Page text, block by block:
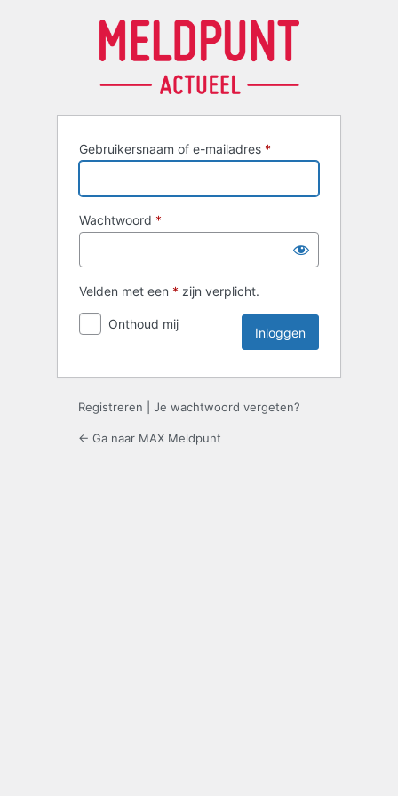
Gebruikersnaam of e-mailadres *
Wachtwoord *
Velden met een * zijn verplicht.
Onthoud mij
Registreren Je wachtwoord vergeten?
← Ga naar MAX Meldpunt